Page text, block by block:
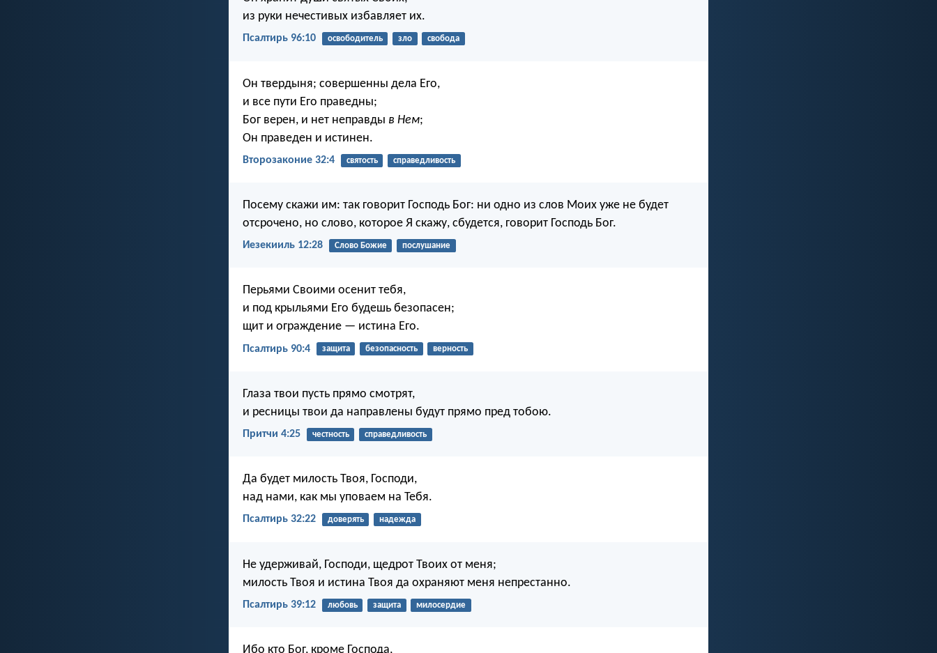
из руки нечестивых избавляет их.
Псалтирь 96:10 освободитель зло свобода
Он твердыня; совершенны дела Его,
и все пути Его праведны;
Бог верен, и нет неправды в Нем;
Он праведен и истинен.
Второзаконие 32:4 святость справедливость
Посему скажи им: так говорит Господь Бог: ни одно из слов Моих уже не будет
отсрочено, но слово, которое Я скажу, сбудется, говорит Господь Бог.
Иезекииль 12:28 Слово Божие послушание
Перьями Своими осенит тебя,
и под крыльями Его будешь безопасен;
щит и ограждение — истина Его.
Псалтирь 90:4 защита безопасность верность
Глаза твои пусть прямо смотрят,
и ресницы твои да направлены будут прямо пред тобою.
Притчи 4:25 честность справедливость
Да будет милость Твоя, Господи,
над нами, как мы уповаем на Тебя.
Псалтирь 32:22 доверять надежда
Не удерживай, Господи, щедрот Твоих от меня;
милость Твоя и истина Твоя да охраняют меня непрестанно.
Псалтирь 39:12 любовь защита милосердие
Ибо кто Бог, кроме Господа,